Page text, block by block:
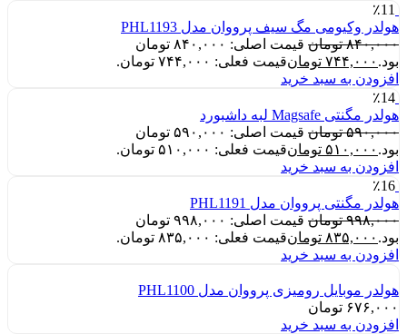
٪11
هولدر وکیومی مگ سیف پرووان مدل PHL1193
۸۴۰,۰۰۰ تومان
قیمت اصلی: ۸۴۰,۰۰۰ تومان
بود. ۷۴۴,۰۰۰ تومانقیمت فعلی: ۷۴۴,۰۰۰ تومان.
افزودن به سبد خرید
٪14
هولدر مگنتی Magsafe لبه داشبورد
۵۹۰,۰۰۰ تومان
قیمت اصلی: ۵۹۰,۰۰۰ تومان
بود. ۵۱۰,۰۰۰ تومانقیمت فعلی: ۵۱۰,۰۰۰ تومان.
افزودن به سبد خرید
٪16
هولدر مگنتی پرووان مدل PHL1191
۹۹۸,۰۰۰ تومان
قیمت اصلی: ۹۹۸,۰۰۰ تومان
بود. ۸۳۵,۰۰۰ تومانقیمت فعلی: ۸۳۵,۰۰۰ تومان.
افزودن به سبد خرید
هولدر موبایل رومیزی پرووان مدل PHL1100
۶۷۶,۰۰۰ تومان
افزودن به سبد خرید